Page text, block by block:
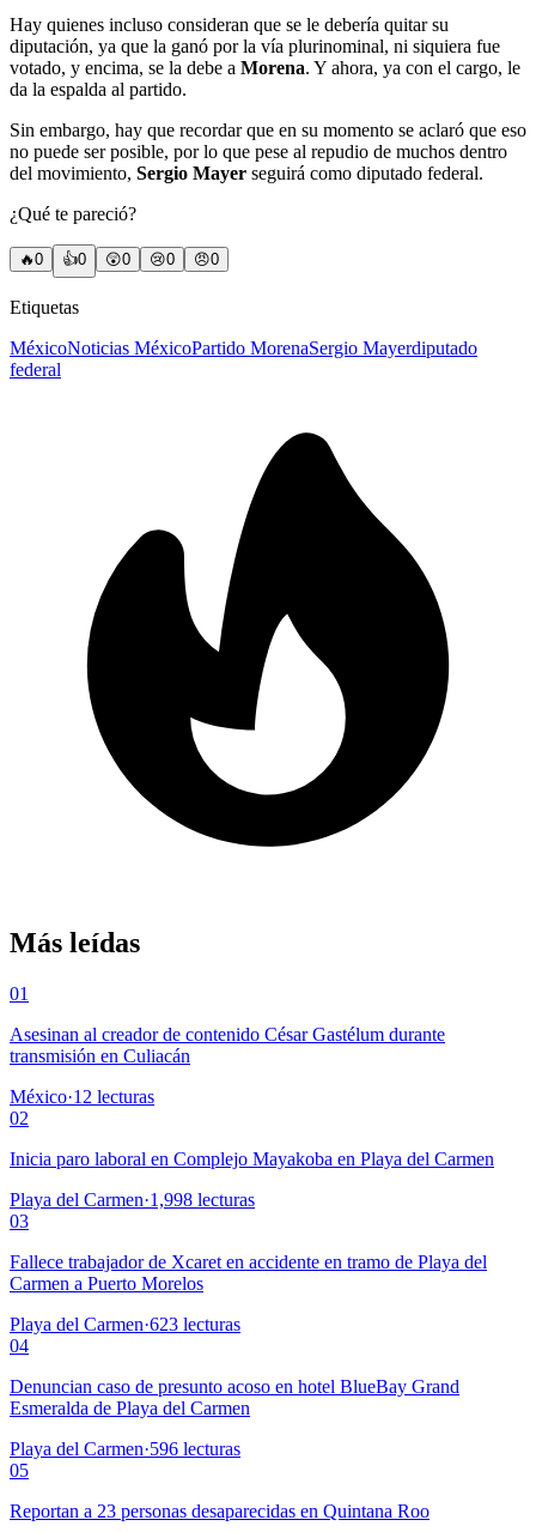
Hay quienes incluso consideran que se le debería quitar su
diputación, ya que la ganó por la vía plurinominal, ni siquiera fue
votado, y encima, se la debe a Morena. Y ahora, ya con el cargo, le
da la espalda al partido.
Sin embargo, hay que recordar que en su momento se aclaró que eso
no puede ser posible, por lo que pese al repudio de muchos dentro
del movimiento, Sergio Mayer seguirá como diputado federal.
¿Qué te pareció?
🔥0 👍0 😲0 😢0 😠0
Etiquetas
MéxicoNoticias MéxicoPartido MorenaSergio Mayerdiputado
federal
Más leídas
01
Asesinan al creador de contenido César Gastélum durante
transmisión en Culiacán
México·12 lecturas
02
Inicia paro laboral en Complejo Mayakoba en Playa del Carmen
Playa del Carmen·1,998 lecturas
03
Fallece trabajador de Xcaret en accidente en tramo de Playa del
Carmen a Puerto Morelos
Playa del Carmen·623 lecturas
04
Denuncian caso de presunto acoso en hotel BlueBay Grand
Esmeralda de Playa del Carmen
Playa del Carmen·596 lecturas
05
Reportan a 23 personas desaparecidas en Quintana Roo